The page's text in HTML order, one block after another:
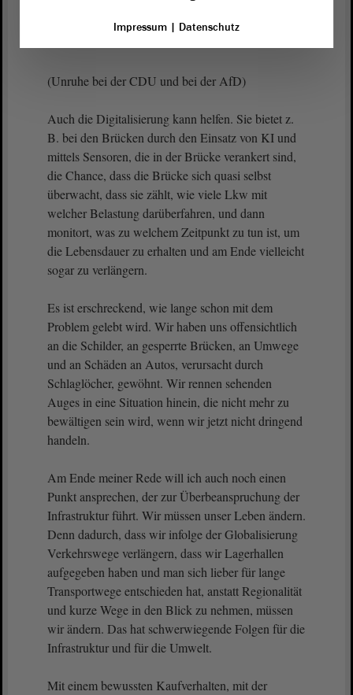
Monate veranschlagt werden, weil es eine
europäische Ausschreibung ist. Da müssen wir
(Unruhe bei der CDU und bei der AfD)
Auch die Digitalisierung kann helfen. Sie bietet z.
B. bei den Brücken durch den Einsatz von KI und
mittels Sensoren, die in der Brücke verankert sind,
die Chance, dass die Brücke sich quasi selbst
überwacht, dass sie zählt, wie viele Lkw mit
welcher Belastung darüberfahren, und dann
monitort, was zu welchem Zeitpunkt zu tun ist, um
die Lebensdauer zu erhalten und am Ende vielleicht
sogar zu verlängern.
Es ist erschreckend, wie lange schon mit dem
Problem gelebt wird. Wir haben uns offensichtlich
an die Schilder, an gesperrte Brücken, an Umwege
und an Schäden an Autos, verursacht durch
Schlaglöcher, gewöhnt. Wir rennen sehenden
Auges in eine Situation hinein, die nicht mehr zu
bewältigen sein wird, wenn wir jetzt nicht dringend
handeln.
Am Ende meiner Rede will ich auch noch einen
Punkt ansprechen, der zur Überbeanspruchung der
Infrastruktur führt. Wir müssen unser Leben ändern.
Denn dadurch, dass wir infolge der Globalisierung
Verkehrswege verlängern, dass wir Lagerhallen
aufgegeben haben und man sich lieber für lange
Transportwege entschieden hat, anstatt Regionalität
und kurze Wege in den Blick zu nehmen, müssen
wir ändern. Das hat schwerwiegende Folgen für die
Infrastruktur und für die Umwelt.
Mit einem bewussten Kaufverhalten, mit der
Impressum| Datenschutz